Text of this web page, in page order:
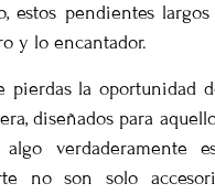
estos pendientes
y lo encantador.
pierdas la oportunidad
diseñados para
verdaderamente
no son solo